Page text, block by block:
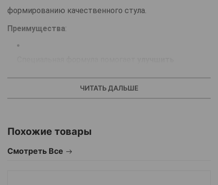
формированию качественного стула.
Преимущества:
пищеварениеи поддерживать баланс микрофлоры
способствуют оптимальному усвоению
питательных веществ.
ЧИТАТЬ ДАЛЬШЕ
Похожие товары
Смотреть Все